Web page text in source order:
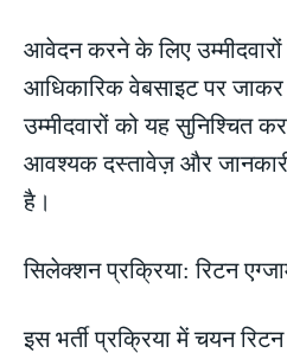
आवेदन करने के लिए
आधिकारिक वेबसाइट पर
उम्मीदवारों को यह सुनिश्चित
आवश्यक दस्तावेज़ और
है।
सिलेक्शन प्रक्रिया: रिटन
इस भर्ती प्रक्रिया में चयन